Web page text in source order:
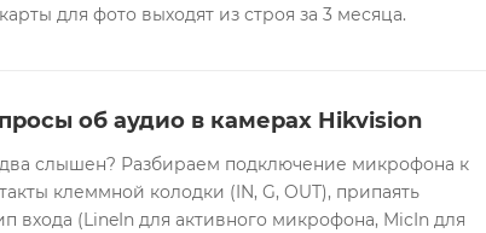
для фото выходят из строя за 3 месяца.
об аудио в камерах Hikvision
слышен? Разбираем подключение микрофона к
клеммной колодки (IN, G, OUT), припаять
входа (LineIn для активного микрофона, MicIn для